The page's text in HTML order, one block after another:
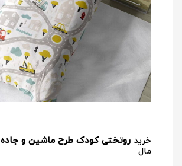
خرید روتختی کودک طرح ماشین و جاده
مال